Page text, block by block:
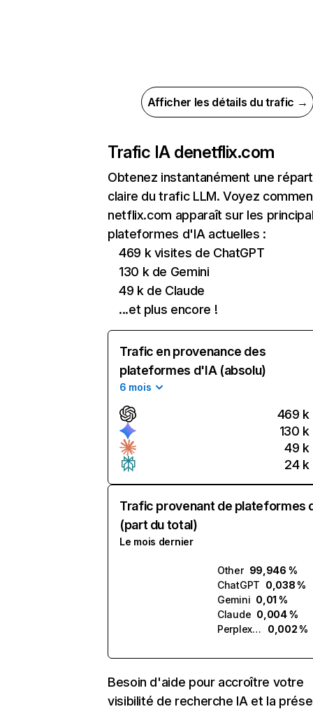
Afficher les détails du trafic →
Trafic IA denetflix.com
Obtenez instantanément une
claire du trafic LLM. Voyez
netflix.com apparaît sur les
plateformes d'IA actuelles :
469 k visites de ChatGPT
130 k de Gemini
49 k de Claude
...et plus encore !
Trafic en provenance des
plateformes d'IA (absolu)
6 mois
469 k
130 k
49 k
24 k
Trafic provenant de plateformes
(part du total)
Le mois dernier
Other 99,946 %
ChatGPT 0,038 %
Gemini 0,01 %
Claude 0,004 %
Perplexity
0,002 %
Besoin d'aide pour accroître votre
visibilité de recherche IA et la